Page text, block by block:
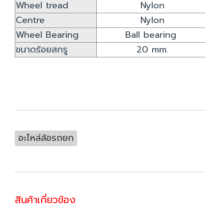
Wheel tread
Nylon
Centre
Nylon
Wheel Bearing
Ball bearing
ขนาดร้อยสกรู
20 mm.
อะไหล่ล้อรถยก
สินค้าเกี่ยวข้อง